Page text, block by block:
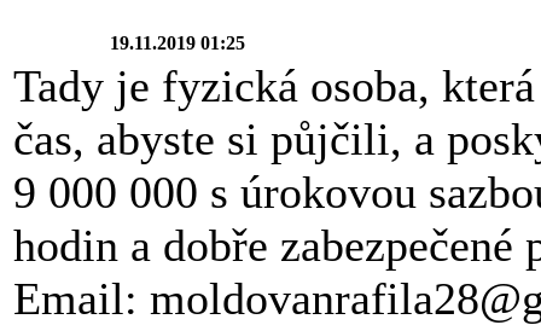
19.11.2019 01:25
Tady je fyzická osoba,
čas, abyste si půjčili, a
9 000 000 s úrokovou
hodin a dobře
Email: